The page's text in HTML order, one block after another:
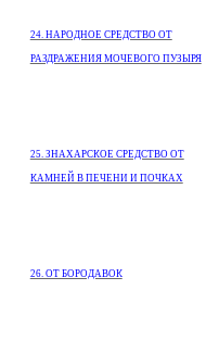
24. НАРОДНОЕ СРЕДСТВО ОТ
РАЗДРАЖЕНИЯ МОЧЕВОГО ПУЗЫРЯ
25. ЗНАХАРСКОЕ СРЕДСТВО ОТ
КАМНЕЙ В ПЕЧЕНИ И ПОЧКАХ
26. ОТ БОРОДАВОК